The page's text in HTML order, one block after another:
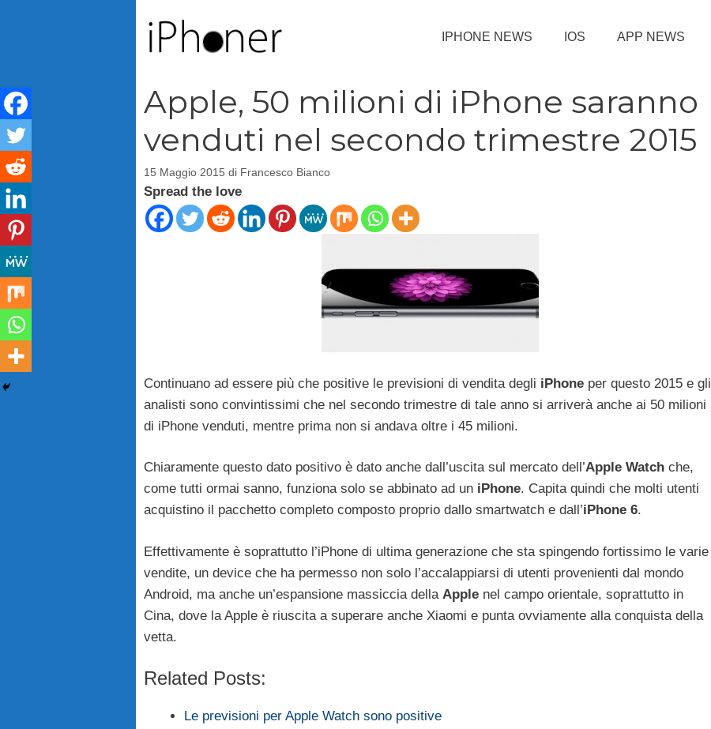
IPHONE NEWS IOS APP NEWS
Apple, 50 milioni di iPhone saranno
venduti nel secondo trimestre 2015
15 Maggio 2015 di Francesco Bianco
Spread the love
Continuano ad essere più che positive le previsioni di vendita degli iPhone per questo 2015 e gli
analisti sono convintissimi che nel secondo trimestre di tale anno si arriverà anche ai 50 milioni
di iPhone venduti, mentre prima non si andava oltre i 45 milioni.
Chiaramente questo dato positivo è dato anche dall’uscita sul mercato dell’Apple Watch che,
come tutti ormai sanno, funziona solo se abbinato ad un iPhone. Capita quindi che molti utenti
acquistino il pacchetto completo composto proprio dallo smartwatch e dall’iPhone 6.
Effettivamente è soprattutto l’iPhone di ultima generazione che sta spingendo fortissimo le varie
vendite, un device che ha permesso non solo l’accalappiarsi di utenti provenienti dal mondo
Android, ma anche un’espansione massiccia della Apple nel campo orientale, soprattutto in
Cina, dove la Apple è riuscita a superare anche Xiaomi e punta ovviamente alla conquista della
vetta.
Related Posts:
Le previsioni per Apple Watch sono positive